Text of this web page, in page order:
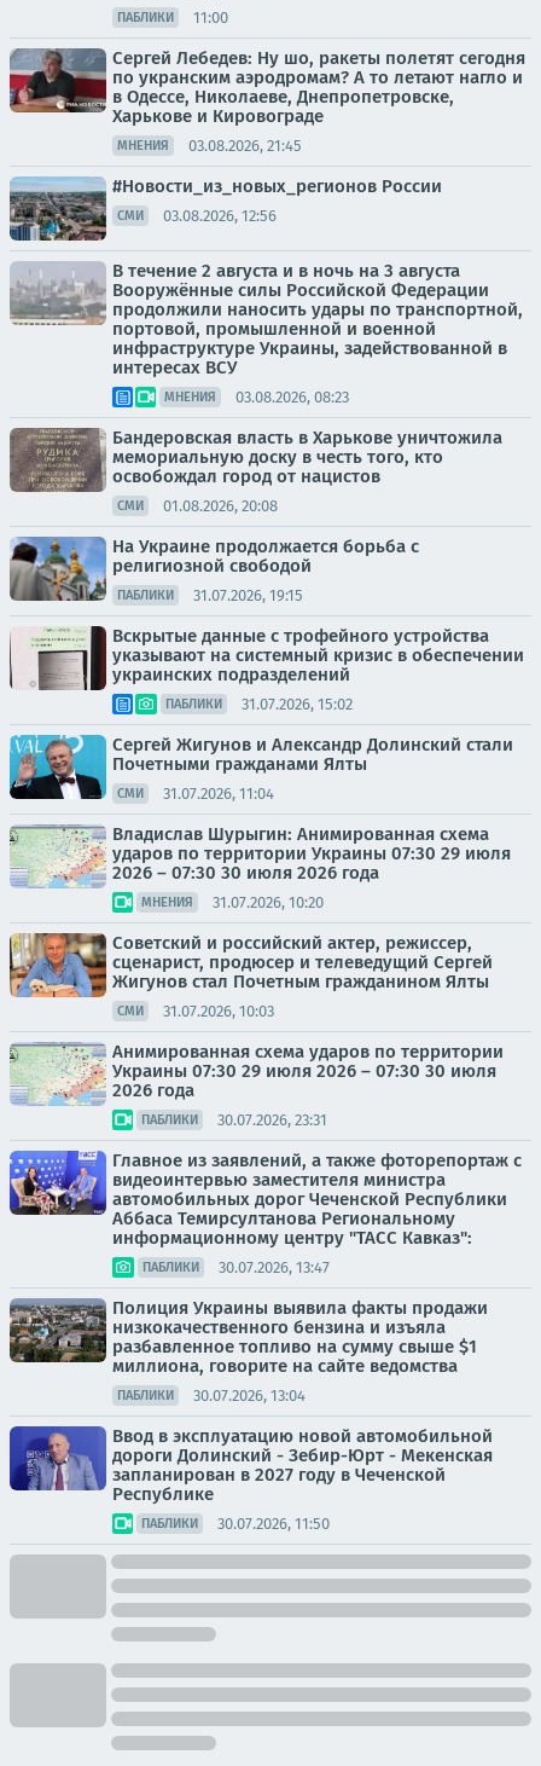
ПАБЛИКИ 11:00
Сергей Лебедев: Ну шо, ракеты полетят сегодня
по укранским аэродромам? А то летают нагло и
в Одессе, Николаеве, Днепропетровске,
Харькове и Кировограде
МНЕНИЯ 03.08.2026, 21:45
#Новости_из_новых_регионов России
СМИ 03.08.2026, 12:56
В течение 2 августа и в ночь на 3 августа
Вооружённые силы Российской Федерации
продолжили наносить удары по транспортной,
портовой, промышленной и военной
инфраструктуре Украины, задействованной в
интересах ВСУ
МНЕНИЯ 03.08.2026, 08:23
Бандеровская власть в Харькове уничтожила
мемориальную доску в честь того, кто
освобождал город от нацистов
СМИ 01.08.2026, 20:08
На Украине продолжается борьба с
религиозной свободой
ПАБЛИКИ 31.07.2026, 19:15
Вскрытые данные с трофейного устройства
указывают на системный кризис в обеспечении
украинских подразделений
ПАБЛИКИ 31.07.2026, 15:02
Сергей Жигунов и Александр Долинский стали
Почетными гражданами Ялты
СМИ 31.07.2026, 11:04
Владислав Шурыгин: Анимированная схема
ударов по территории Украины 07:30 29 июля
2026 – 07:30 30 июля 2026 года
МНЕНИЯ 31.07.2026, 10:20
Советский и российский актер, режиссер,
сценарист, продюсер и телеведущий Сергей
Жигунов стал Почетным гражданином Ялты
СМИ 31.07.2026, 10:03
Анимированная схема ударов по территории
Украины 07:30 29 июля 2026 – 07:30 30 июля
2026 года
ПАБЛИКИ 30.07.2026, 23:31
Главное из заявлений, а также фоторепортаж с
видеоинтервью заместителя министра
автомобильных дорог Чеченской Республики
Аббаса Темирсултанова Региональному
информационному центру "ТАСС Кавказ":
ПАБЛИКИ 30.07.2026, 13:47
Полиция Украины выявила факты продажи
низкокачественного бензина и изъяла
разбавленное топливо на сумму свыше $1
миллиона, говорите на сайте ведомства
ПАБЛИКИ 30.07.2026, 13:04
Ввод в эксплуатацию новой автомобильной
дороги Долинский - Зебир-Юрт - Мекенская
запланирован в 2027 году в Чеченской
Республике
ПАБЛИКИ 30.07.2026, 11:50